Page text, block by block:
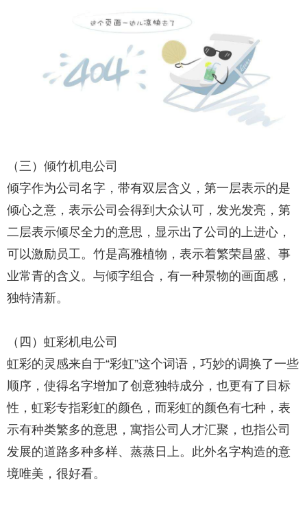
（三）倾竹机电公司
倾字作为公司名字，带有双层含义，第一层表示的是
倾心之意，表示公司会得到大众认可，发光发亮，第
二层表示倾尽全力的意思，显示出了公司的上进心，
可以激励员工。竹是高雅植物，表示着繁荣昌盛、事
业常青的含义。与倾字组合，有一种景物的画面感，
独特清新。
（四）虹彩机电公司
虹彩的灵感来自于“彩虹”这个词语，巧妙的调换了一些
顺序，使得名字增加了创意独特成分，也更有了目标
性，虹彩专指彩虹的颜色，而彩虹的颜色有七种，表
示有种类繁多的意思，寓指公司人才汇聚，也指公司
发展的道路多种多样、蒸蒸日上。此外名字构造的意
境唯美，很好看。